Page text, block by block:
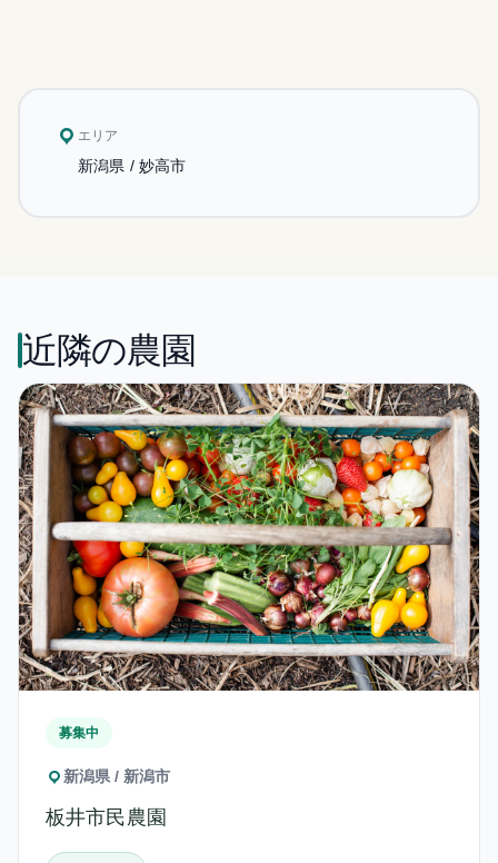
エリア
新潟県 / 妙高市
近隣の農園
募集中
新潟県 / 新潟市
板井市民農園